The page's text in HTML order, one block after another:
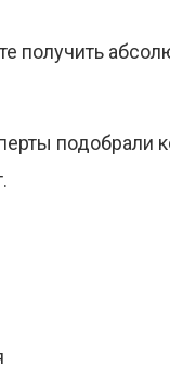
получить
подобрали